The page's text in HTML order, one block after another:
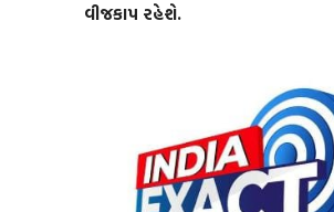
વીજકાપ રહેશે.